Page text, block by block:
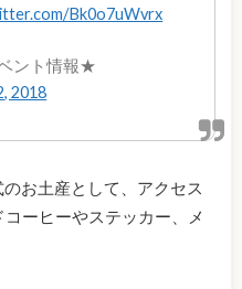
Bk0o7uWvrx
ント情報★
2018
お土産として、アクセス
ーヒーやステッカー、メ